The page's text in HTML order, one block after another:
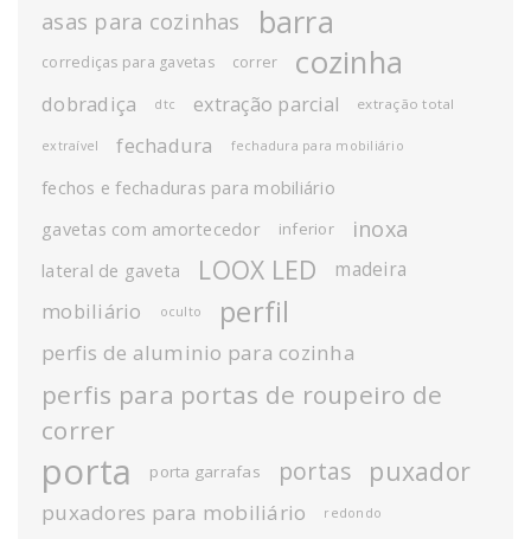
asas para cozinhas barra
corrediças para gavetas correr cozinha
dobradiça dtc extração parcial extração total
extraível fechadura fechadura para mobiliário
fechos e fechaduras para mobiliário
gavetas com amortecedor
inferior inoxa
lateral de gaveta LOOX LED madeira
mobiliário oculto perfil
perfis de aluminio para cozinha
perfis para portas de roupeiro de
correr
porta porta garrafas portas puxador
puxadores para mobiliário redondo